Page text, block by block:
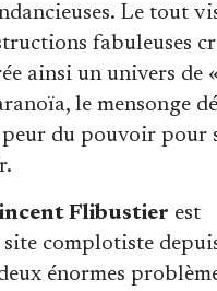
Le tout
fabuleuses
ainsi un univers de
le mensonge
du pouvoir pour
Flibustier est
complotiste
énormes